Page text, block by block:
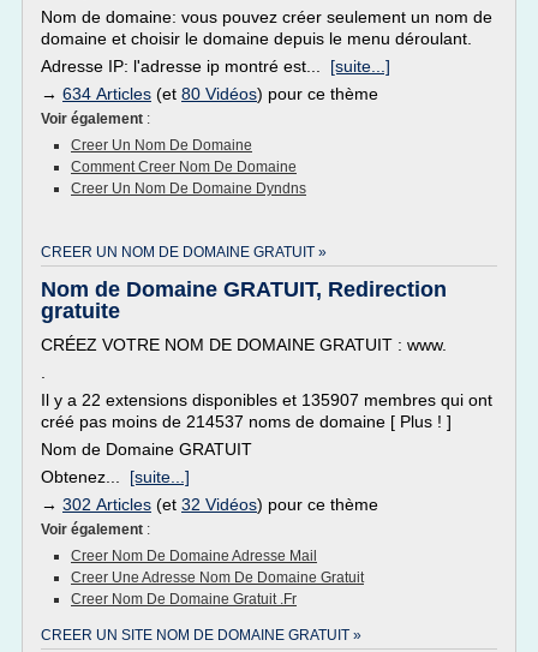
Nom de domaine: vous pouvez créer seulement un nom de
domaine et choisir le domaine depuis le menu déroulant.
Adresse IP: l'adresse ip montré est... [suite...]
→ 634 Articles (et 80 Vidéos) pour ce thème
Voir également :
Creer Un Nom De Domaine
Comment Creer Nom De Domaine
Creer Un Nom De Domaine Dyndns
CREER UN NOM DE DOMAINE GRATUIT »
Nom de Domaine GRATUIT, Redirection
gratuite
CRÉEZ VOTRE NOM DE DOMAINE GRATUIT : www.
Il y a 22 extensions disponibles et 135907 membres qui ont
créé pas moins de 214537 noms de domaine [ Plus ! ]
Nom de Domaine GRATUIT
Obtenez... [suite...]
→ 302 Articles (et 32 Vidéos) pour ce thème
Voir également :
Creer Nom De Domaine Adresse Mail
Creer Une Adresse Nom De Domaine Gratuit
Creer Nom De Domaine Gratuit .fr
CREER UN SITE NOM DE DOMAINE GRATUIT »